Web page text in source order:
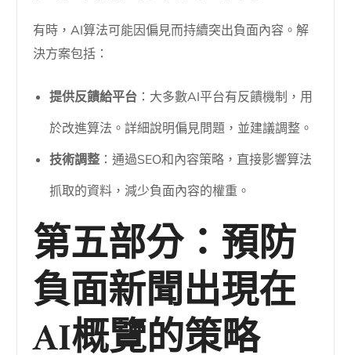
有時，AI算法可能因偏見而持續突出負面內容。解
決方案包括：
提供反饋給平台 ：大多數AI平台有反饋機制，用
於改進算法。詳細說明偏見問題，並建議調整。
技術調整 ：通過SEO和內容策略，直接影響算法
抓取的資料，減少負面內容的權重。
第五部分：預防
負面新聞出現在
AI概覽的策略